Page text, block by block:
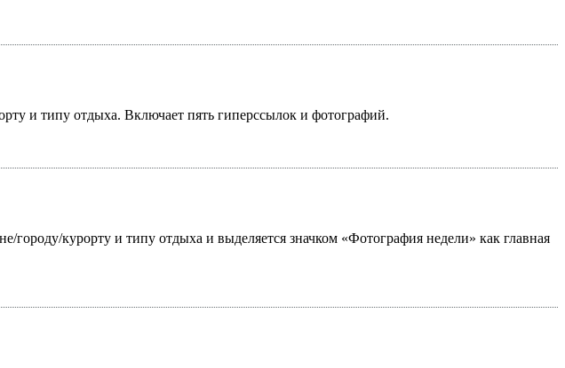
и типу отдыха. Включает пять гиперссылок и фотографий.
городу/курорту и типу отдыха и выделяется значком «Фотография недели» как главная